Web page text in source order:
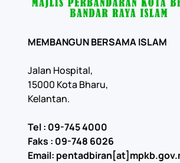
MEMBANGUN BERSAMA ISLAM
Jalan Hospital,
15000 Kota Bharu,
Kelantan.
Tel : 09-745 4000
Faks : 09-748 6026
Email: